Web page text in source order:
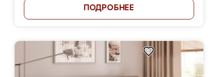
ПОДРОБНЕЕ